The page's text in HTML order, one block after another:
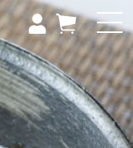
ログイン
カート